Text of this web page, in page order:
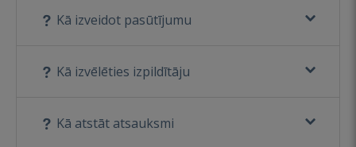
Kā izveidot pasūtījumu
Kā izvēlēties izpildītāju
Kā atstāt atsauksmi